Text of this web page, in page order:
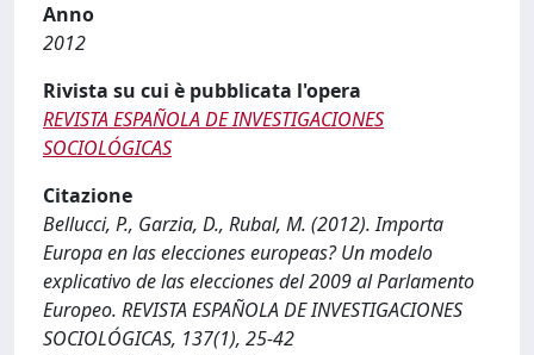
Anno
2012
Rivista su cui è pubblicata l'opera
REVISTA ESPAÑOLA DE INVESTIGACIONES
SOCIOLÓGICAS
Citazione
Bellucci, P., Garzia, D., Rubal, M. (2012). Importa
Europa en las elecciones europeas? Un modelo
explicativo de las elecciones del 2009 al Parlamento
Europeo. REVISTA ESPAÑOLA DE INVESTIGACIONES
SOCIOLÓGICAS, 137(1), 25-42